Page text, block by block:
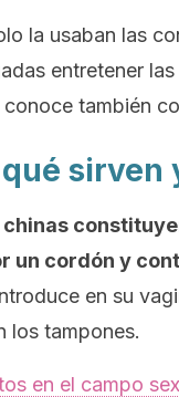
la usaban las
entretener
también
qué
chinas
un cordón y
en su
los tampones.
en el campo